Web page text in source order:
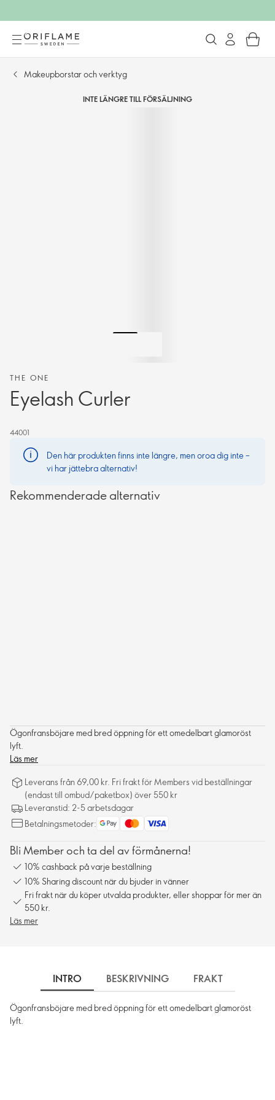
Makeupborstar och verktyg
INTE LÄNGRE TILL FÖRSÄLJNING
THE ONE
Eyelash Curler
44001
Den här produkten finns inte längre, men oroa dig inte –
vi har jättebra alternativ!
Rekommenderade alternativ
Ögonfransböjare med bred öppning för ett omedelbart glamoröst
lyft.
Läs mer
Leverans från 69,00 kr. Fri frakt för Members vid beställningar
(endast till ombud/paketbox) över 550 kr
Leveranstid: 2-5 arbetsdagar
Betalningsmetoder:
Bli Member och ta del av förmånerna!
10% cashback på varje beställning
10% Sharing discount när du bjuder in vänner
Fri frakt när du köper utvalda produkter, eller shoppar för mer än
550 kr.
Läs mer
INTRO BESKRIVNING FRAKT
Ögonfransböjare med bred öppning för ett omedelbart glamoröst
lyft.